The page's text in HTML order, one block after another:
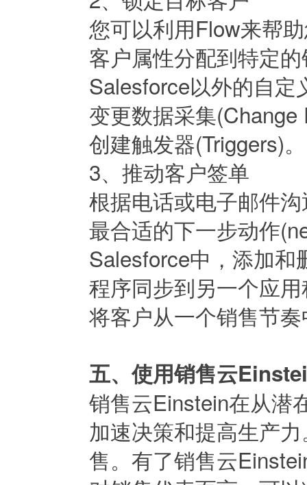
您可以利用Flow来帮
客户属性分配到特定
Salesforce以外的自定
变更数据采集
创建触发器(Triggers)。
3、推动客户签单
根据电话或电子邮件
最合适的下一步动作
Salesforce中，添加和
程序同步到另一个应
将客户从一个销售节
五、使用销售云
销售云Einstein在从潜
加速决策和提高生产
售。有了销售云